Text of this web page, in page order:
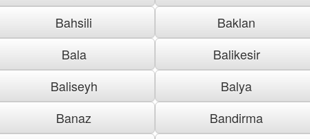
Bahsili
Baklan
Bala
Balikesir
Baliseyh
Balya
Banaz
Bandirma